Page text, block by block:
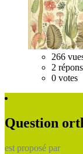
266
2
0 votes
Question
est proposé par